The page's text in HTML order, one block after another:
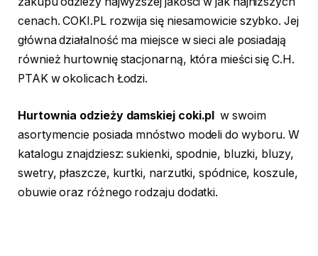
cenach. COKI.PL rozwija się niesamowicie szybko. Jej
główna działalność ma miejsce w sieci ale posiadają
również hurtownię stacjonarną, która mieści się C.H.
PTAK w okolicach Łodzi.
Hurtownia odzieży damskiej coki.pl w swoim
asortymencie posiada mnóstwo modeli do wyboru. W
katalogu znajdziesz: sukienki, spodnie, bluzki, bluzy,
swetry, płaszcze, kurtki, narzutki, spódnice, koszule,
obuwie oraz różnego rodzaju dodatki.